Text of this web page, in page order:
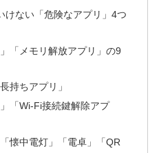
けない「危険なアプリ」4つ
「メモリ解放アプリ」の9
持ちアプリ」
「Wi-Fi接続鍵解除アプ
懐中電灯」「電卓」「QR